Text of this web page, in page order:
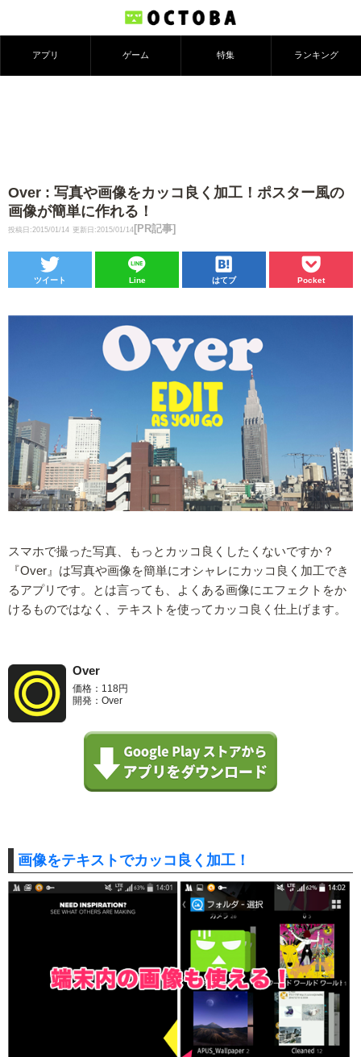
アプリ ゲーム 特集 ランキング
Over : 写真や画像をカッコ良く加工！ポスター風の
画像が簡単に作れる！
投稿日:2015/01/14 更新日:2015/01/14 [PR記事]
ツイート Line はてブ Pocket
スマホで撮った写真、もっとカッコ良くしたくないですか？
『Over』は写真や画像を簡単にオシャレにカッコ良く加工でき
るアプリです。とは言っても、よくある画像にエフェクトをか
けるものではなく、テキストを使ってカッコ良く仕上げます。
Over
価格：118円
開発：Over
画像をテキストでカッコ良く加工！